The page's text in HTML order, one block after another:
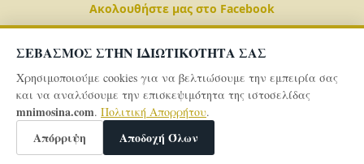
ΣΕΒΑΣΜΟΣ ΣΤΗΝ ΙΔΙΩΤΙΚΟΤΗΤΑ ΣΑΣ
Χρησιμοποιούμε cookies για να βελτιώσουμε την εμπειρία σας
και να αναλύσουμε την επισκεψιμότητα της ιστοσελίδας
mnimosina.com. Πολιτική Απορρήτου.
Απόρριψη Αποδοχή Όλων
Ακολουθήστε μας στο Facebook
-
Όροι και Προϋποθέσεις -